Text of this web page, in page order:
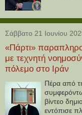
Σάββατο 21 Ιουνίου
«Πάρτι»
με τεχνητή
πόλεμο στο Ιράν
Πέρα από
βίντεο
εντόπισε